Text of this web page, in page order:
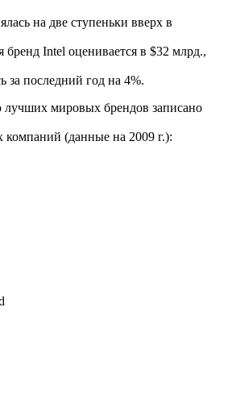
на две ступеньки вверх в
бренд Intel оценивается в $32 млрд.,
за последний год на 4%.
мировых брендов записано
компаний (данные на 2009 г.):